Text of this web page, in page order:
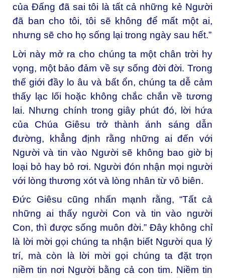
của Đấng đã sai tôi là tất cả những kẻ Người
đã ban cho tôi, tôi sẽ không để mất một ai,
nhưng sẽ cho họ sống lại trong ngày sau hết.”
Lời này mở ra cho chúng ta một chân trời hy
vọng, một bảo đảm về sự sống đời đời. Trong
thế giới đầy lo âu và bất ổn, chúng ta dễ cảm
thấy lạc lối hoặc không chắc chắn về tương
lai. Nhưng chính trong giây phút đó, lời hứa
của Chúa Giêsu trở thành ánh sáng dẫn
đường, khẳng định rằng những ai đến với
Người và tin vào Người sẽ không bao giờ bị
loại bỏ hay bỏ rơi. Người đón nhận mọi người
với lòng thương xót và lòng nhân từ vô biên.
Đức Giêsu cũng nhấn mạnh rằng, “Tất cả
những ai thấy người Con và tin vào người
Con, thì được sống muôn đời.” Đây không chỉ
là lời mời gọi chúng ta nhận biết Người qua lý
trí, mà còn là lời mời gọi chúng ta đặt trọn
niềm tin nơi Người bằng cả con tim. Niềm tin